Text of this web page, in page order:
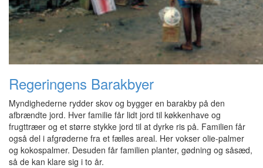
Regeringens Barakbyer
Myndighederne rydder skov og bygger en barakby på den
afbrændte jord. Hver familie får lidt jord til køkkenhave og
frugttræer og et større stykke jord til at dyrke ris på. Familien får
også del i afgrøderne fra et fælles areal. Her vokser olie-palmer
og kokospalmer. Desuden får familien planter, gødning og såsæd,
så de kan klare sig i to år.